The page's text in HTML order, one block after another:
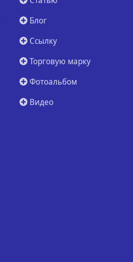
Блог
Ссылку
Торговую марку
Фотоальбом
Видео